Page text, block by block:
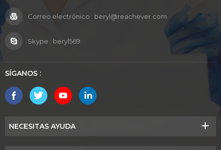
Correo electrónico : beryl@reachever.com
Skype : beryl569
SÍGANOS :
NECESITAS AYUDA